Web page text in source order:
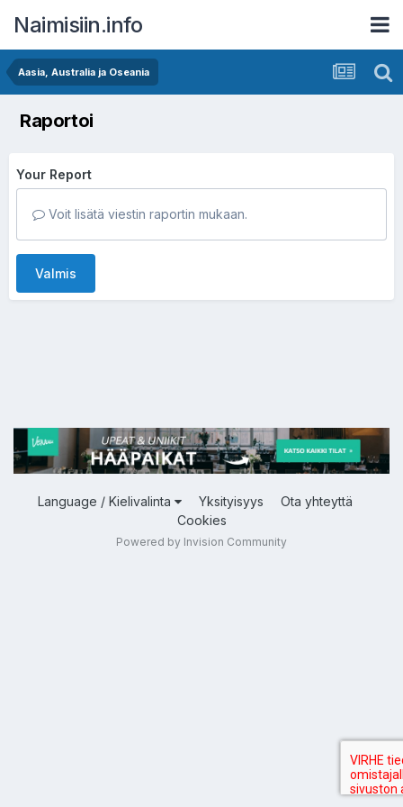
Naimisiin.info
Aasia, Australia ja Oseania
Raportoi
Your Report
Voit lisätä viestin raportin mukaan.
Valmis
Language / Kielivalinta Yksityisyys
Ota yhteyttä
Cookies
Powered by Invision Community